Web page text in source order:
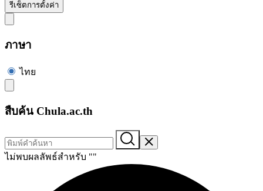
รีเซ็ตการตั้งค่า
ภาษา
ไทย
สืบค้น Chula.ac.th
ไม่พบผลลัพธ์สำหรับ ""